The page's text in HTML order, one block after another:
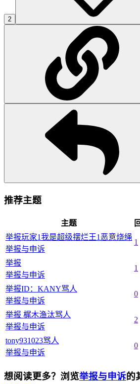
2
推荐主题
主题
举报玩家1我是超级摆烂王1恶意烧绳
举报与申诉
1
举报
举报与申诉
1
举报ID：KANY骂人
举报与申诉
0
举报 梶木渔汰骂人
举报与申诉
2
tony931023骂人
举报与申诉
0
想阅读更多？浏览举报与申诉的